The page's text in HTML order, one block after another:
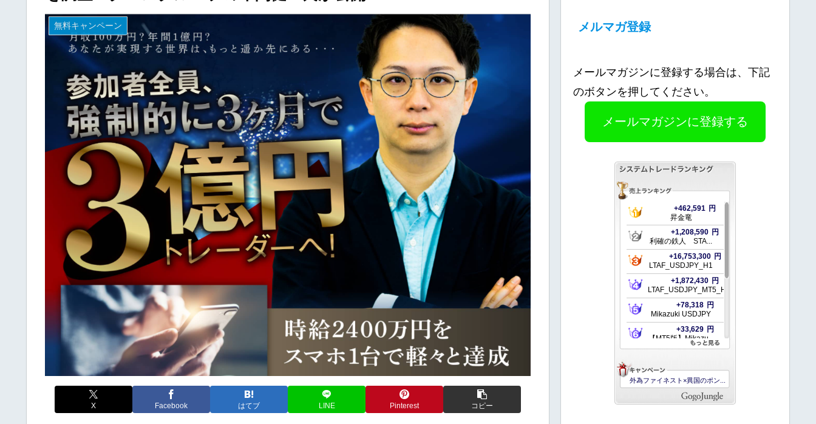
無料キャンペーン
X Facebook はてブ LINE Pinterest コピー
メルマガ登録
メールマガジンに登録する場合は、下記
のボタンを押してください。
メールマガジンに登録する